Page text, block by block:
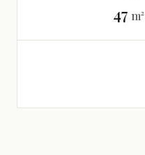
47 m²